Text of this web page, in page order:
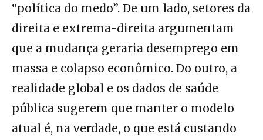
“política do medo”. De um lado, setores da
direita e extrema-direita argumentam
que a mudança geraria desemprego em
massa e colapso econômico. Do outro, a
realidade global e os dados de saúde
pública sugerem que manter o modelo
atual é, na verdade, o que está custando